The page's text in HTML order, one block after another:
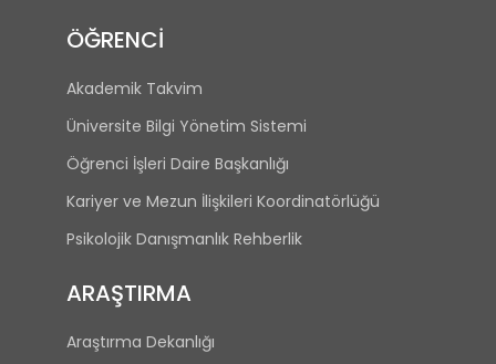
ÖĞRENCİ
Akademik Takvim
Üniversite Bilgi Yönetim Sistemi
Öğrenci İşleri Daire Başkanlığı
Kariyer ve Mezun İlişkileri Koordinatörlüğü
Psikolojik Danışmanlık Rehberlik
ARAŞTIRMA
Araştırma Dekanlığı